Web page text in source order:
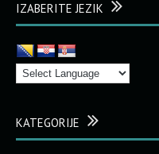
IZABERITE JEZIK
KATEGORIJE